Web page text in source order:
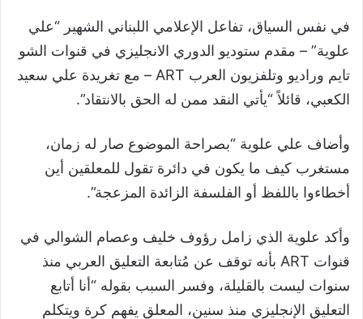
في نفس السياق، تفاعل الإعلامي اللبناني الشهير “علي
علوية” – مقدم ستوديو الدوري الانجليزي في قنوات الشو
تايم وراديو وتلفزيون العرب ART – مع تغريدة علي سعيد
الكعبي، قائلاً “يأتي النقد ممن له الحق بالانتقاد”.
وأضاف علي علوية “بصراحة الموضوع صار له زمان،
مستغرب كيف ما يكون في دائرة تقول للمعلقين أين
أخطاءوا باللفظ أو الفلسفة الزائدة المزعجة”.
وأكد علوية الذي زامل رؤوف خليف وعصام الشوالي في
قنوات ART بأنه توقف عن مُتابعة التعليق العربي منذ
سنوات ليست بالقليلة، وفسر السبب بقوله “أنا أتابع
التعليق الإنجليزي منذ سنين، المعلق يفهم كرة ويتكلم